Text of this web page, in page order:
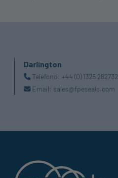
Darlington
Telefono: +44 (0) 1325 282732
Email: sales@fpeseals.com